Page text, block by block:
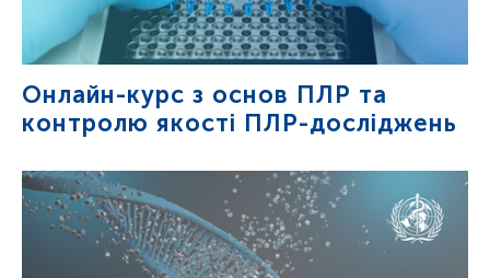
Онлайн-курс з основ ПЛР та
контролю якості ПЛР-досліджень